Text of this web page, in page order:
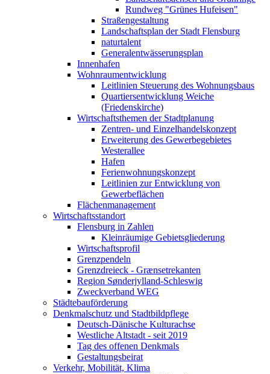
Rundweg "Grünes Hufeisen"
Straßengestaltung
Landschaftsplan der Stadt Flensburg
naturtalent
Generalentwässerungsplan
Innenhafen
Wohnraumentwicklung
Leitlinien Steuerung des Wohnungsbaus
Quartiersentwicklung Weiche
(Friedenskirche)
Wirtschaftsthemen der Stadtplanung
Zentren- und Einzelhandelskonzept
Erweiterung des Gewerbegebietes
Westerallee
Hafen
Ferienwohnungskonzept
Leitlinien zur Entwicklung von
Gewerbeflächen
Flächenmanagement
Wirtschaftsstandort
Flensburg in Zahlen
Kleinräumige Gebietsgliederung
Wirtschaftsprofil
Grenzpendeln
Grenzdreieck - Grænsetrekanten
Region Sønderjylland-Schleswig
Zweckverband WEG
Städtebauförderung
Denkmalschutz und Stadtbildpflege
Deutsch-Dänische Kulturachse
Westliche Altstadt - seit 2019
Tag des offenen Denkmals
Gestaltungsbeirat
Verkehr, Mobilität, Klima